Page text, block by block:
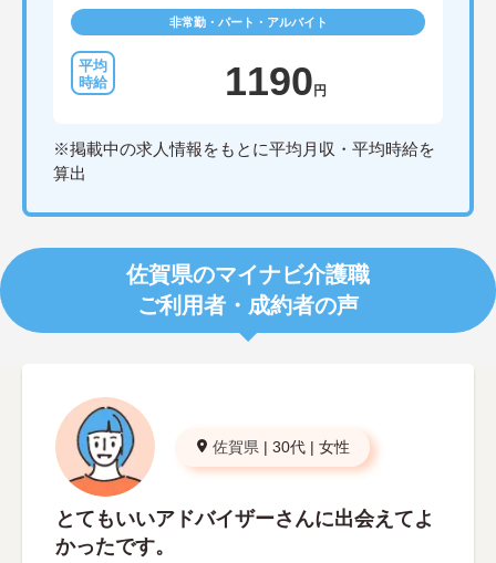
非常勤・パート・アルバイト
1190 円
※掲載中の求人情報をもとに平均月収・平均時給を
算出
佐賀県のマイナビ介護職
ご利用者・成約者の声
佐賀県 | 30代 | 女性
とてもいいアドバイザーさんに出会えてよ
かったです。